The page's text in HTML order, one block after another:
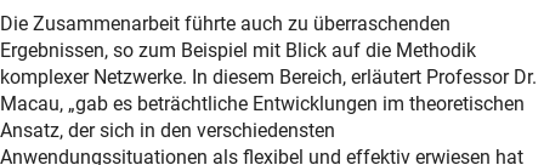
Die Zusammenarbeit führte auch zu überraschenden
Ergebnissen, so zum Beispiel mit Blick auf die Methodik
komplexer Netzwerke. In diesem Bereich, erläutert Professor Dr.
Macau, „gab es beträchtliche Entwicklungen im theoretischen
Ansatz, der sich in den verschiedensten
Anwendungssituationen als flexibel und effektiv erwiesen hat